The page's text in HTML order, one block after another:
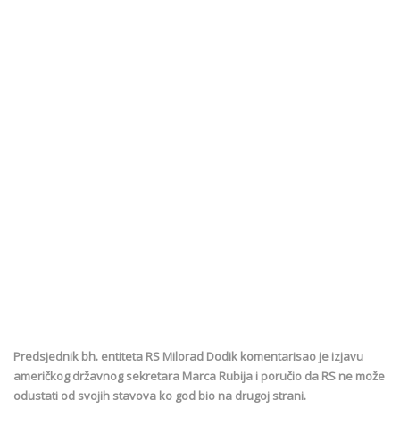
Predsjednik bh. entiteta RS Milorad Dodik komentarisao je izjavu
američkog državnog sekretara Marca Rubija i poručio da RS ne može
odustati od svojih stavova ko god bio na drugoj strani.